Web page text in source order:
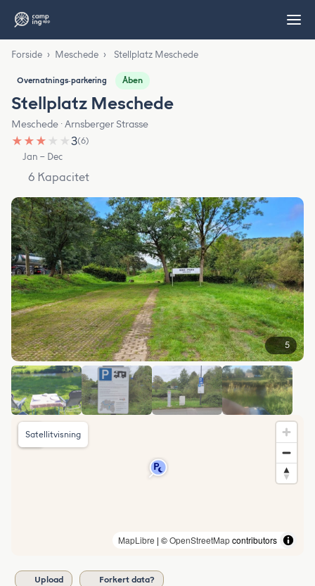
Forside › Meschede › Stellplatz Meschede
Overnatnings‑parkering Åben
Stellplatz Meschede
Meschede · Arnsberger Strasse
★ ★ ★ ★ ★3(6)
Jan – Dec
6 Kapacitet
5
MapLibre | ©OpenStreetMapcontributors
Satellitvisning
Upload Forkert data?